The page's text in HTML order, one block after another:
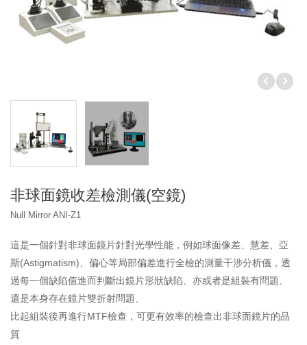
電機&機械零件
非球面鏡收差檢測儀(空鏡)
Null Mirror ANI-Z1
這是一個針對非球面鏡片針對光學性能，例如球面像差、慧差、亞
斯(Astigmatism)、偏心等局部偏差進行全檢的測量干涉分析儀，透
過每一個缺陷值進而判斷出鏡片形狀缺陷、亦或者是組裝有問題、
還是本身存在鏡片雙折射問題、
比起組裝後再進行MTF檢查，可更有效率的檢查出非球面鏡片的品
質